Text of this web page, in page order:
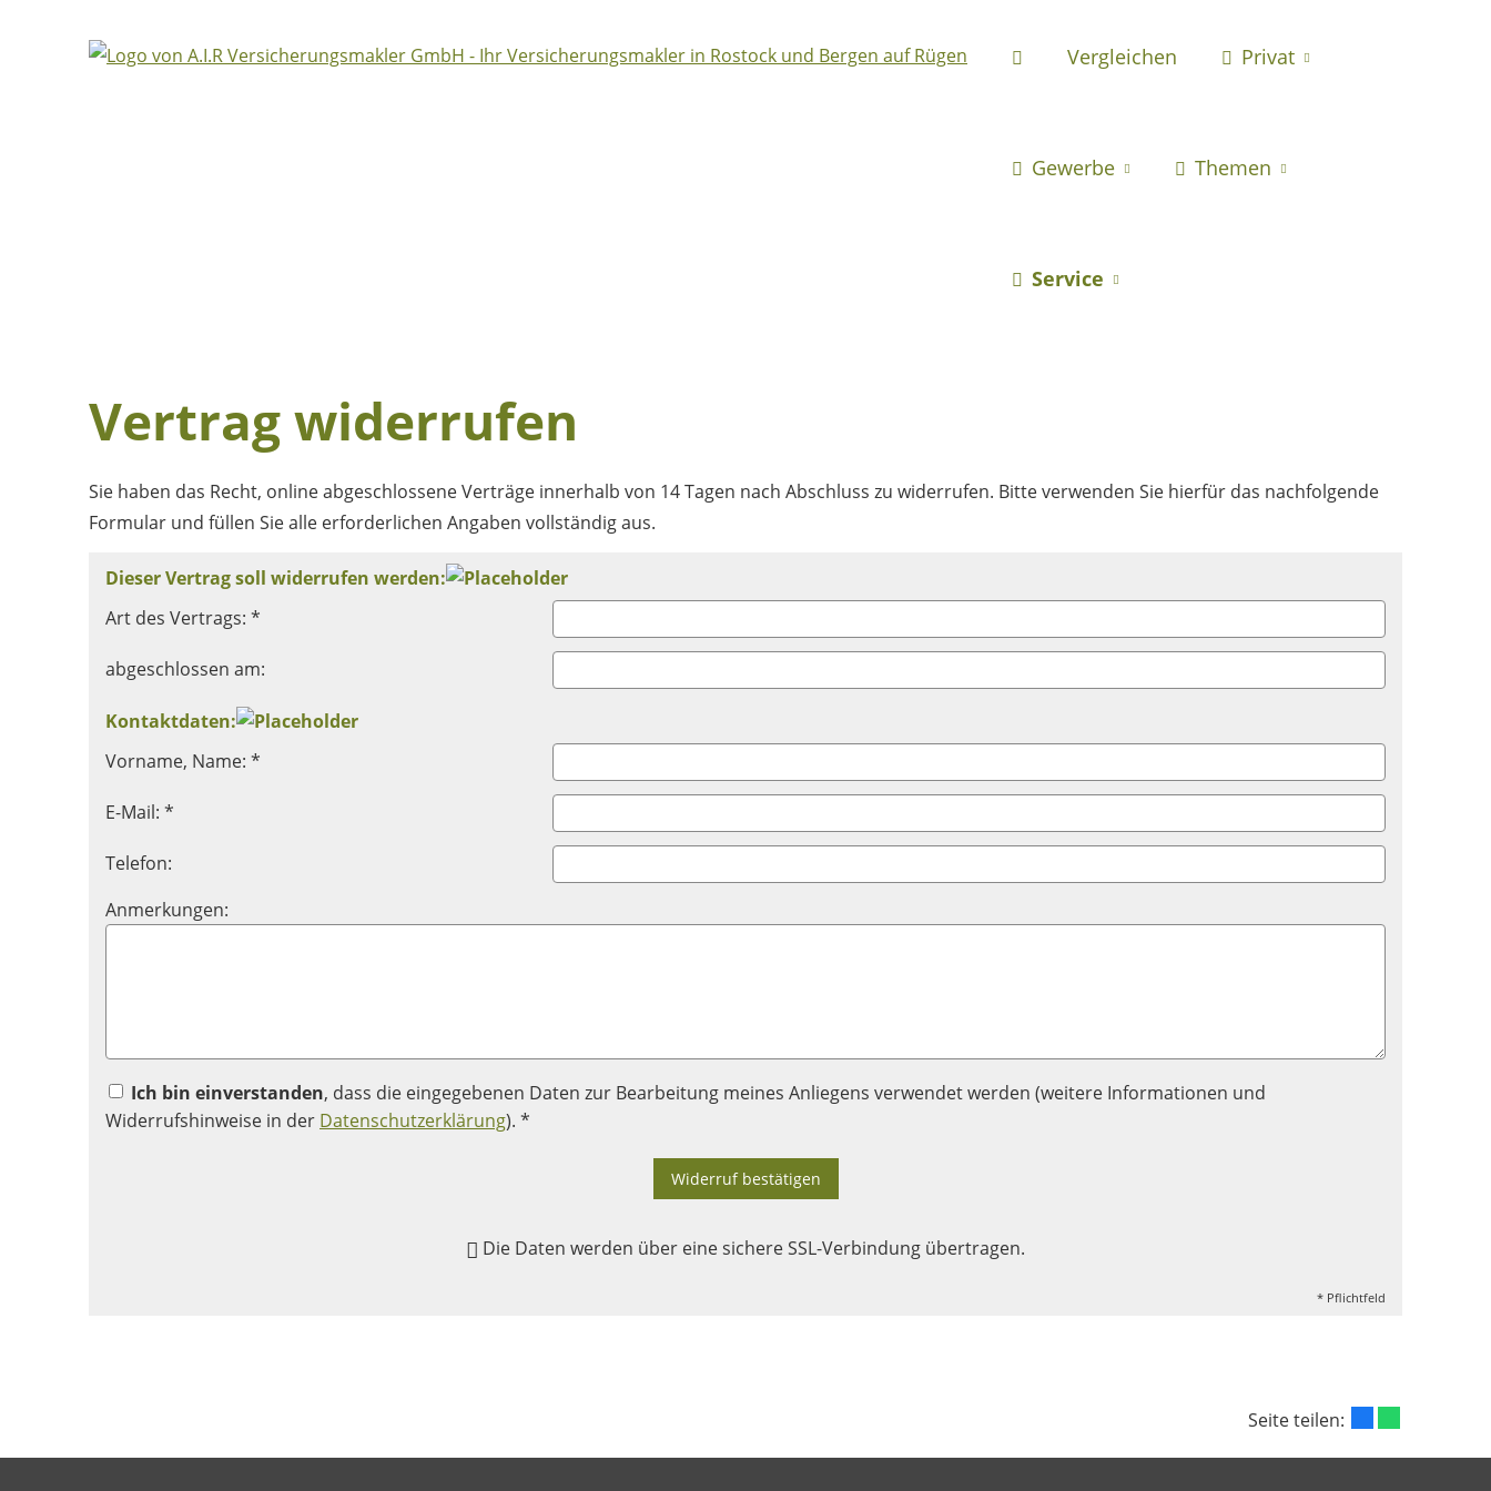
Vergleichen Privat
Gewerbe Themen
Service
Vertrag widerrufen
Sie haben das Recht, online abgeschlossene Verträge innerhalb von 14 Tagen nach Abschluss zu widerrufen. Bitte verwenden Sie hierfür das nachfolgende
Formular und füllen Sie alle erforderlichen Angaben vollständig aus.
Dieser Vertrag soll widerrufen werden:
Art des Vertrags: *
abgeschlossen am:
Kontaktdaten:
Vorname, Name: *
E-Mail: *
Telefon:
Anmerkungen:
Ich bin einverstanden, dass die eingegebenen Daten zur Bearbeitung meines Anliegens verwendet werden (weitere Informationen und
Widerrufshinweise in der Datenschutzerklärung). *
Widerruf bestätigen
Die Daten werden über eine sichere SSL-Verbindung übertragen.
* Pflichtfeld
Seite teilen: